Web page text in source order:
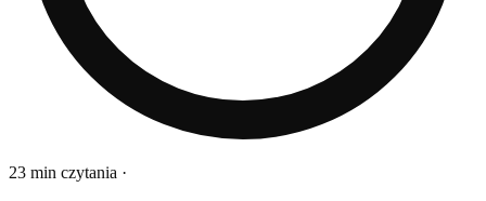
23 min czytania ·